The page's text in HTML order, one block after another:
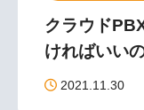
クラウド
ければいい
2021.11.30